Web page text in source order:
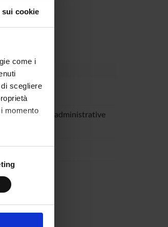
sui cookie
come i
scegliere
momento
Technical-administrative